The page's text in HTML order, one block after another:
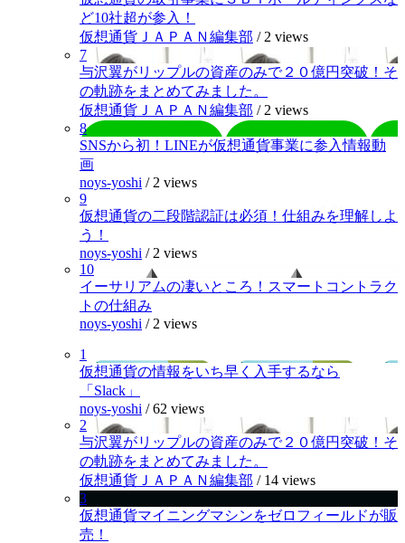
ど10社超が参入！
仮想通貨ＪＡＰＡＮ編集部 / 2 views
7
与沢翼がリップルの資産のみで２０億円突破！そ
の軌跡をまとめてみました。
仮想通貨ＪＡＰＡＮ編集部 / 2 views
8
SNSから初！LINEが仮想通貨事業に参入情報動
画
noys-yoshi / 2 views
9
仮想通貨の二段階認証は必須！仕組みを理解しよ
う！
noys-yoshi / 2 views
10
イーサリアムの凄いところ！スマートコントラク
トの仕組み
noys-yoshi / 2 views
1
仮想通貨の情報をいち早く入手するなら
「Slack」
noys-yoshi /62 views
2
与沢翼がリップルの資産のみで２０億円突破！そ
の軌跡をまとめてみました。
仮想通貨ＪＡＰＡＮ編集部 / 14 views
3
仮想通貨マイニングマシンをゼロフィールドが販
売！